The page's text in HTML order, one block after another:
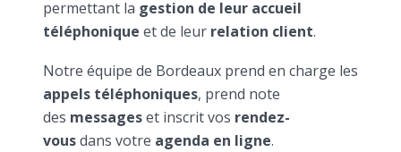
permettant la gestion de leur accueil
téléphonique et de leur relation client.
Notre équipe de Bordeaux prend en charge les
appels téléphoniques, prend note
des messageset inscrit vos rendez-
vousdans votre agenda en ligne.